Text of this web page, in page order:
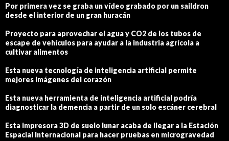
Por primera vez se graba un vídeo grabado por un saildron
desde el interior de un gran huracán
Proyecto para aprovechar el agua y CO2 de los tubos de
escape de vehículos para ayudar a la industria agrícola a
cultivar alimentos
Esta nueva tecnología de inteligencia artificial permite
mejores imágenes del corazón
Esta nueva herramienta de inteligencia artificial podría
diagnosticar la demencia a partir de un solo escáner cerebral
Esta impresora 3D de suelo lunar acaba de llegar a la Estación
Espacial Internacional para hacer pruebas en microgravedad